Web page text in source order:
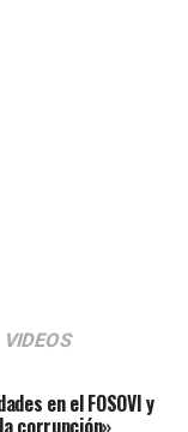
VIDEOS
en el FOSOVI y
corrupción»